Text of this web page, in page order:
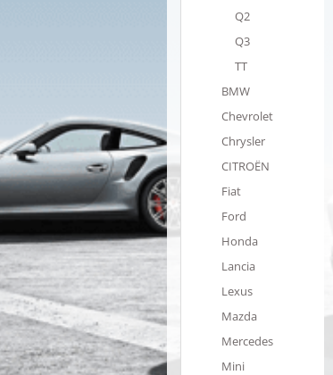
Q2
Q3
TT
BMW
Chevrolet
Chrysler
CITROËN
Fiat
Ford
Honda
Lancia
Lexus
Mazda
Mercedes
Mini